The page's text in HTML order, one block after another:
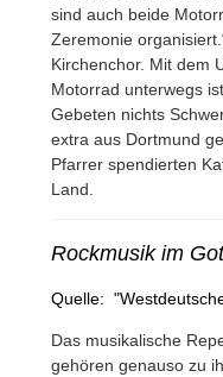
sind auch beide
Zeremonie
Kirchenchor. Mit dem
Motorrad unterwegs
Gebeten nichts
extra aus Dortmund
Pfarrer spendierten
Land.
Rockmusik im
Quelle:
Das musikalische
gehören genauso zu